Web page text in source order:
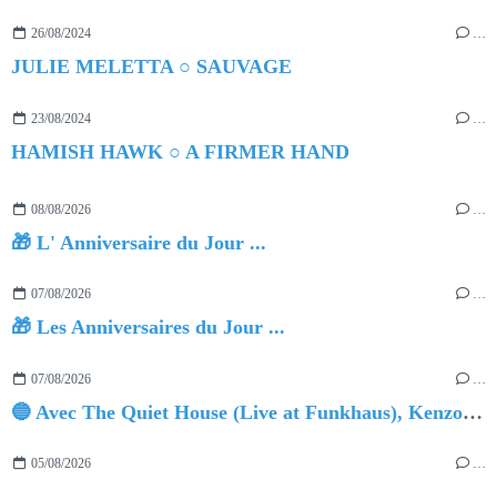
26/08/2024 …
JULIE MELETTA ○ SAUVAGE
23/08/2024
HAMISH HAWK ○ A FIRMER HAND
08/08/2026 …
🎁 L' Anniversaire du Jour ...
07/08/2026 …
🎁 Les Anniversaires du Jour ...
07/08/2026
🔵 Avec The Quiet House (Live at Funkhaus), Kenzo Zurzolo livre une performance aussi intense qu'envoûtante.
05/08/2026 …